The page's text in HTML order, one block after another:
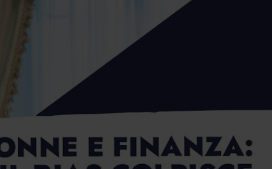
più brava di un uomo. Molto semplice. Fortunatamente
un valore, è un concetto di base, non c'è nessuna
a un uomo, se vogliamo mettere sulla bilancia
Intanto la donna è più equilibrata di un uomo.
ma proprio anche nella gestione del portafoglio
della donna questo equilibrio. Noi uomini no, noi
che arriva l'inverno, quello che si ammala, che
viene presa con la serietà professionale con la quale
relazionale più importante, molto spesso entrano